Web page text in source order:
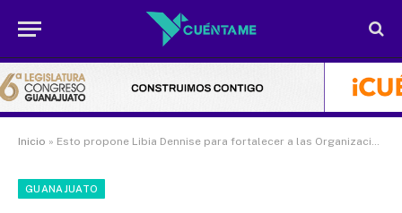
Inicio » Esto propone Libia Dennise para fortalecer a las Organizaciones de la Sociedad Civil y mejorar la ayuda a quienes más lo necesitan
GUANAJUATO